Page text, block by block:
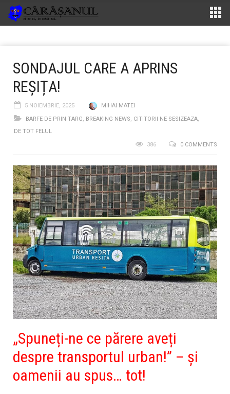
SONDAJUL CARE A APRINS
REȘIȚA!
5 NOIEMBRIE, 2025
MIHAI MATEI
BARFE DE PRIN TARG, BREAKING NEWS, CITITORII NE SESIZEAZA,
DE TOT FELUL
0 COMMENTS
386
„Spuneți-ne ce părere aveți
despre transportul urban!” – și
oamenii au spus… tot!